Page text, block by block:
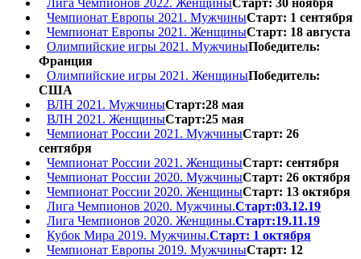
Чемпионат Европы 2021. МужчиныСтарт: 1 сентября
Чемпионат Европы 2021. ЖенщиныСтарт: 18 августа
Олимпийские игры 2021. МужчиныПобедитель:
Франция
Олимпийские игры 2021. ЖенщиныПобедитель:
США
ВЛН 2021. МужчиныСтарт:28 мая
ВЛН 2021. ЖенщиныСтарт:25 мая
Чемпионат России 2021. МужчиныСтарт: 26
сентября
Чемпионат России 2021. ЖенщиныСтарт: сентября
Чемпионат России 2020. МужчиныСтарт: 26 октября
Чемпионат России 2020. ЖенщиныСтарт: 13 октября
Лига Чемпионов 2020. Мужчины.Старт:03.12.19
Лига Чемпионов 2020. Женщины.Старт:19.11.19
Кубок Мира 2019. Мужчины.Старт: 1 октября
Чемпионат Европы 2019. МужчиныСтарт: 12